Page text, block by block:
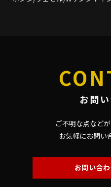
お問
ご不明な点など
お気軽にお問い
お問い合